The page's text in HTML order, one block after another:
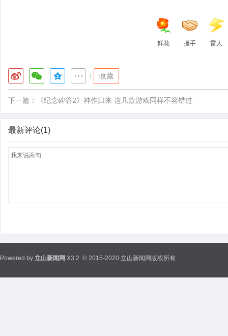
鲜花 握手 雷人
收藏
下一篇： 《纪念碑谷2》神作归来 这几款游戏同样不容错过
最新评论(1)
Powered by 立山新闻网 X3.2 © 2015-2020 立山新闻网版权所有